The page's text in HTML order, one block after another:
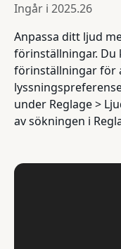
Ingår i 2025.26
Anpassa ditt ljud
förinställningar. Du
förinställningar för
under Reglage >
av sökningen i